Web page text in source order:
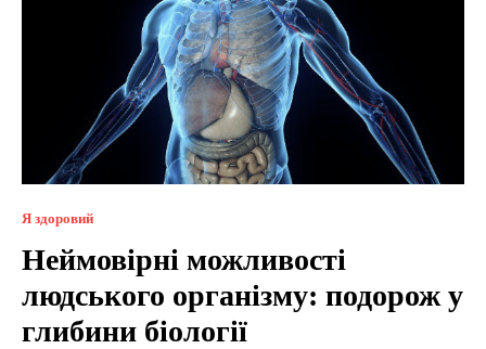
Я здоровий
Неймовірні можливості
людського організму: подорож у
глибини біології